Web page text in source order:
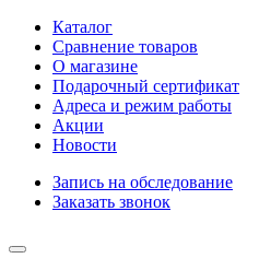
Каталог
Сравнение товаров
О магазине
Подарочный сертификат
Адреса и режим работы
Акции
Новости
Запись на обследование
Заказать звонок